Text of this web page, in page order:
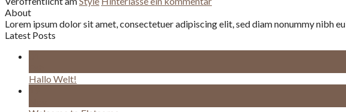
About
Lorem ipsum dolor sit amet, consectetuer adipiscing elit, sed diam nonummy nibh
Latest Posts
Hallo Welt!